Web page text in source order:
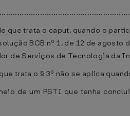
que trata o caput, quando o
BCB nº 1, de 12 de
de Serviços de Tecnologia da
trata o § 3º não se aplica
de um PSTI que tenha